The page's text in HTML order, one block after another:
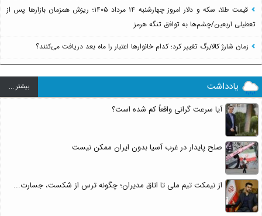
قیمت طلا، سکه و دلار امروز چهارشنبه ۱۴ مرداد ۱۴۰۵؛ ریزش همزمان بازارها پس از
تعطیلی اربعین/چشم‌ها به توافق تنگه هرمز
زمان شارژ کالابرگ تغییر کرد؛ کدام خانوارها اعتبار را ماه بعد دریافت می‌کنند؟
یادداشت بيشتر ...
آیا سرعت گرانی واقعاً کم شده است؟
صلح پایدار در غرب آسیا بدون ایران ممکن نیست
از نیمکت تیم ملی تا اتاق مدیران؛ چگونه ترس از شکست، جسارت...